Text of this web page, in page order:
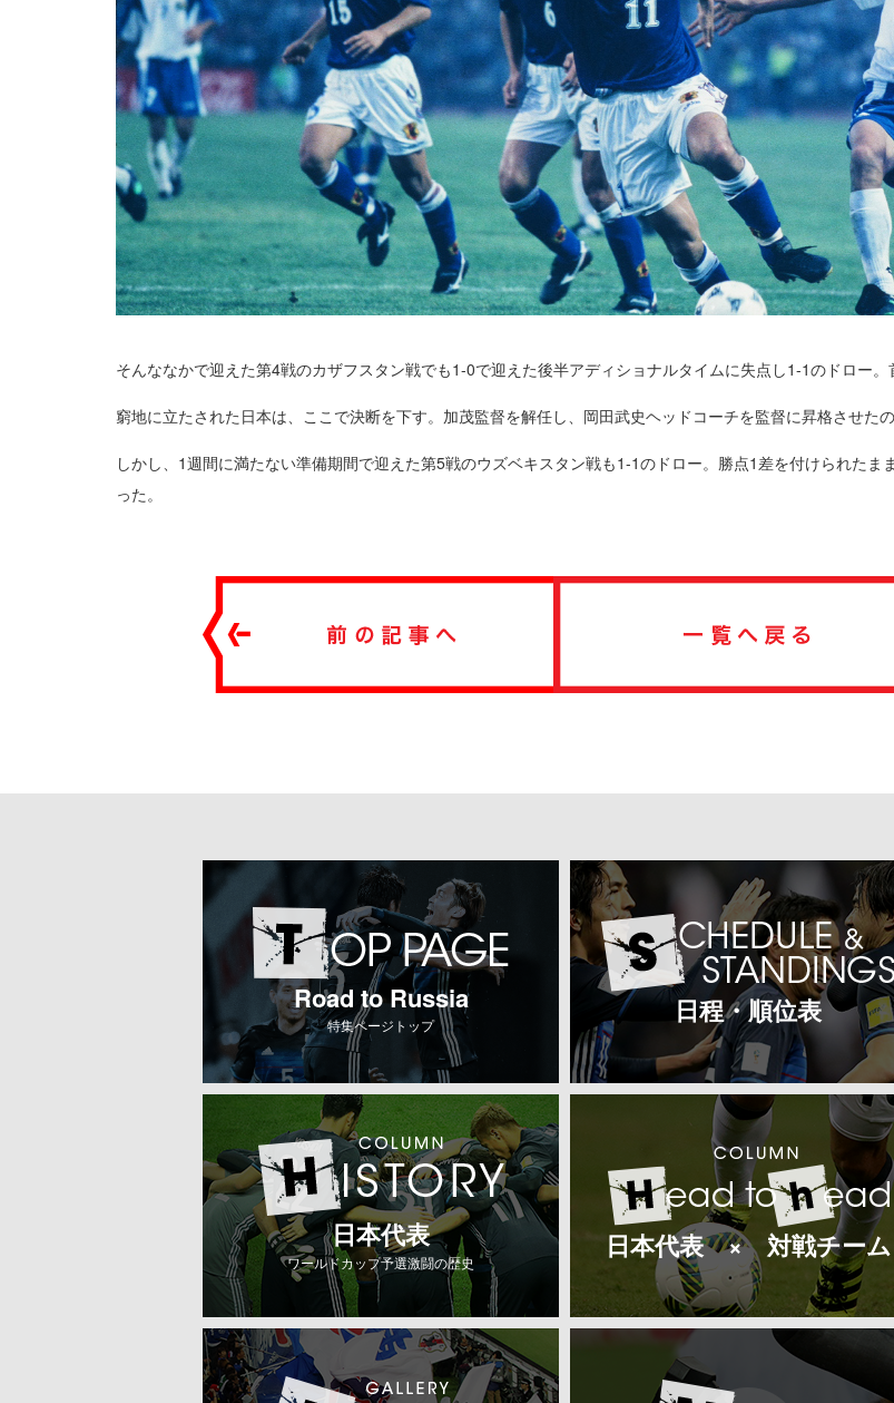
そんななかで迎えた第4戦のカザフスタン戦でも1-0で迎えた後半アディショナルタイムに失点し1-1のドロー
窮地に立たされた日本は、ここで決断を下す。加茂監督を解任し、岡田武史ヘッドコーチを監督に昇格させたの
しかし、1週間に満たない準備期間で迎えた第5戦のウズベキスタン戦も1-1のドロー。勝点1差を付けられた
った。
Road to Russia
特集ページトップ 日程・順位表
日本代表
ワールドカップ予選激闘の歴史 日本代表 × 対戦チーム